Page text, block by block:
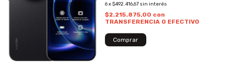
6x $492.416,67 sin interés
$2.215.875,00 con
TRANSFERENCIA O EFECTIVO